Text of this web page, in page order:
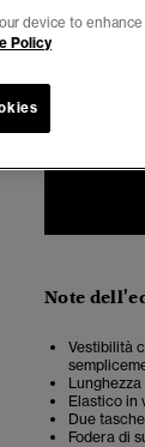
Seleziona
Note
Vestibilità
Elastico in
Due
Fodera di
device to
Policy